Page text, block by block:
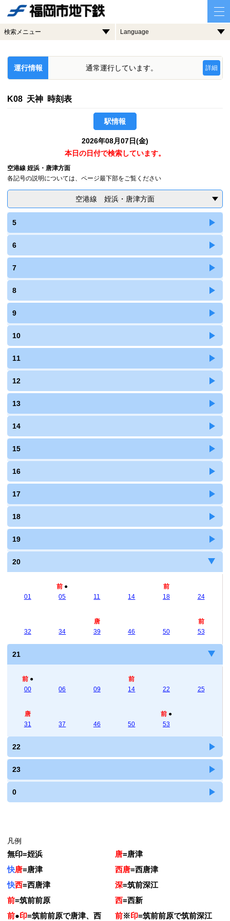
検索メニュー Language
運行情報 通常運行しています。 詳細
K08 天神 時刻表
駅情報
2026年08月07日(金)
本日の日付で検索しています。
空港線 姪浜・唐津方面
各記号の説明については、ページ最下部をご覧ください
空港線 姪浜・唐津方面
5
6
7
8
9
10
11
12
13
14
15
16
17
18
19
20
01
前 ●
05
11 14
前
18
24
32 34
唐
39
46 50
前
53
21
前 ●
00
06 09
前
14
22 25
唐
31
37 46 50
前 ●
53
22
23
0
凡例
無印=姪浜 唐=唐津
快唐=唐津 西唐=西唐津
快西=西唐津 深=筑前深江
前=筑前前原 西=西新
前●印=筑前前原で唐津、西 前※印=筑前前原で筑前深江